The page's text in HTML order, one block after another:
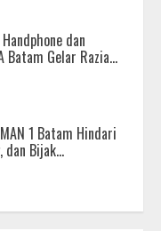
dan
Batam Gelar Razia
1 Batam Hindari
dan Bijak